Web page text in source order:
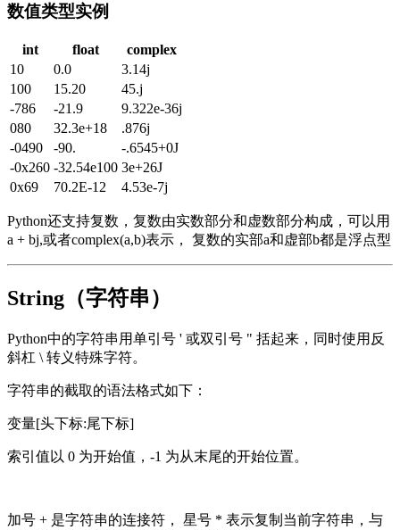
数值类型实例
int float
complex
10
0.0
3.14j
100
15.20
45.j
-786
-21.9
9.322e-36j
080
32.3e+18
.876j
-0490
-90.
-.6545+0J
-0x260 -32.54e100 3e+26J
0x69
70.2E-12 4.53e-7j
Python还支持复数，复数由实数部分和虚数部分构成，可以用
a + bj,或者complex(a,b)表示， 复数的实部a和虚部b都是浮点型
String（字符串）
Python中的字符串用单引号 ' 或双引号 " 括起来，同时使用反
斜杠 \ 转义特殊字符。
字符串的截取的语法格式如下：
变量[头下标:尾下标]
索引值以 0 为开始值，-1 为从末尾的开始位置。
加号 + 是字符串的连接符， 星号 * 表示复制当前字符串，与